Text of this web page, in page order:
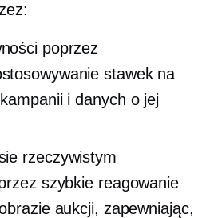
poprzez
stawek na
i danych o jej
rzeczywistym
szybkie reagowanie
aukcji, zapewniając,